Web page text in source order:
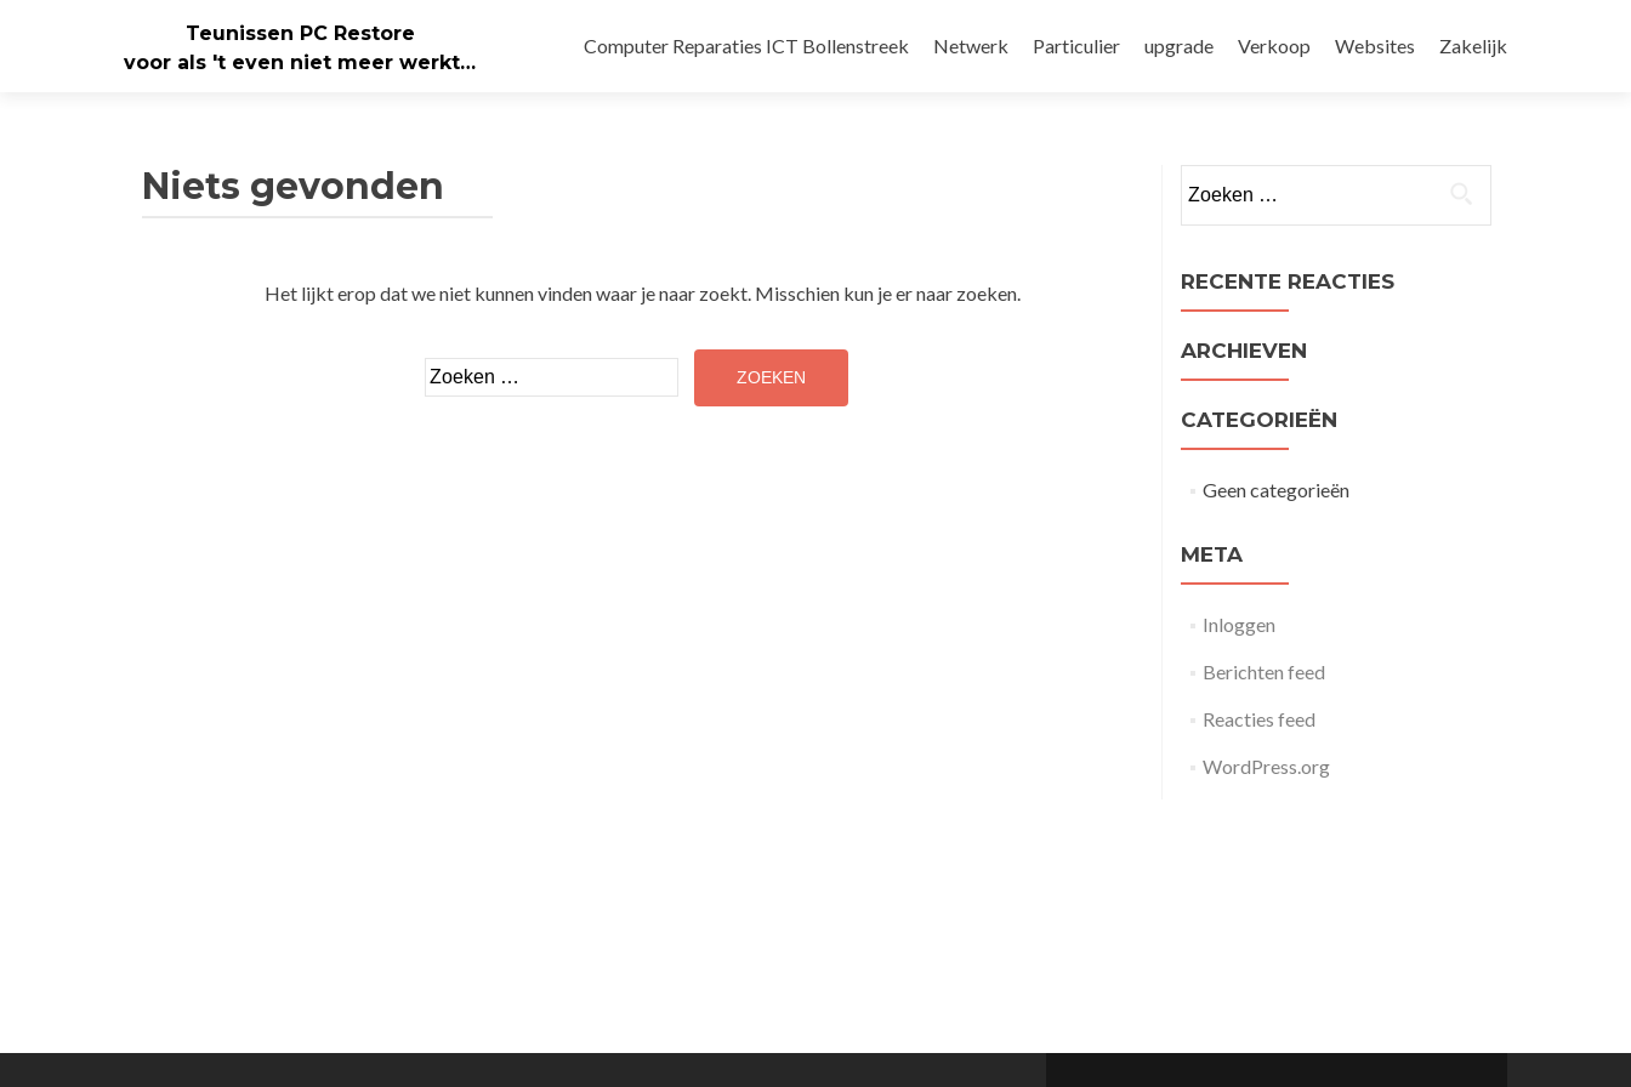
Teunissen PC Restore
voor als 't even niet meer werkt…
de
Computer Reparaties ICT Bollenstreek Netwerk Particulier upgrade Verkoop Websites Zakelijk
Niets gevonden
Het lijkt erop dat we niet kunnen vinden waar je naar zoekt. Misschien kun je er naar zoeken.
Zoeken
naar:
naar:
RECENTE REACTIES
ARCHIEVEN
CATEGORIEËN
Geen categorieën
META
Inloggen
Berichten feed
Reacties feed
WordPress.org